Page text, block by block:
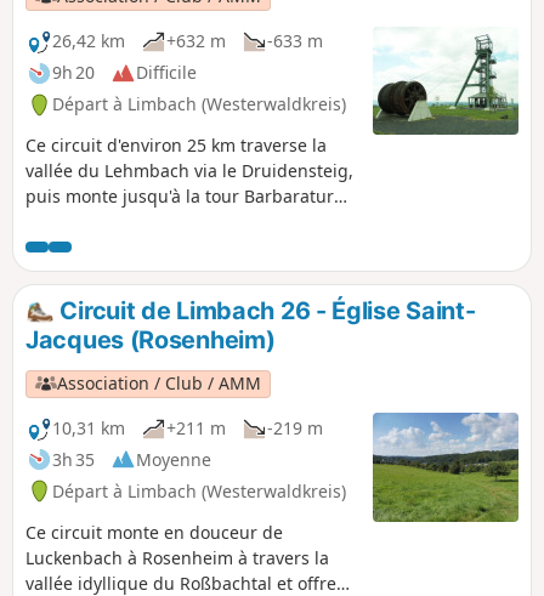
26,42 km
+632 m
-633 m
9h 20
Difficile
Départ à Limbach (Westerwaldkreis)
Ce circuit d'environ 25 km traverse la
vallée du Lehmbach via le Druidensteig,
puis monte jusqu'à la tour Barbaraturm.
descend de la Steineberger Höhe vers
Dickendorf, puis vers le point de vue
Steinerother Kopf. Il continue vers la
Dauersberger Alm, descend dans la
vallée de l'Elbbach, puis remonte vers
Gebhardshain. La dernière étape vers
Limbach alterne entre des chemins bien
aménagés et des sentiers naturels et
traverse presque entièrement une
magnifique forêt de feuillus.
Circuit de Limbach 26 - Église Saint-
Jacques (Rosenheim)
Association / Club / AMM
10,31 km
+211 m
-219 m
3h 35
Moyenne
Départ à Limbach (Westerwaldkreis)
Ce circuit monte en douceur de
Luckenbach à Rosenheim à travers la
vallée idyllique du Roßbachtal et offre